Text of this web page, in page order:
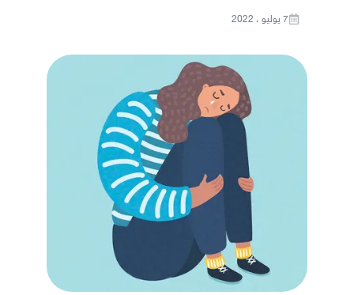
7 يوليو ، 2022